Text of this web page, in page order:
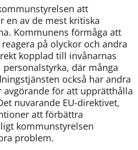
att
en av de mest kritiska
Kommunens förmåga att
på olyckor och andra
kopplad till invånarnas
personalstyrka, där många
också har andra
för att upprätthålla
nuvarande EU-direktivet,
att förbättra
kommunstyrelsen
problem.